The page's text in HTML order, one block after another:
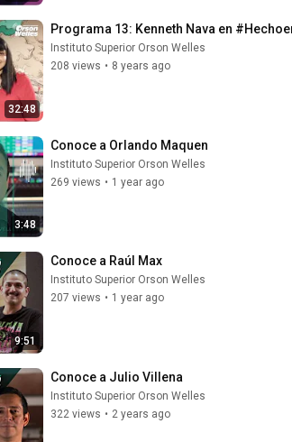
32:48
Programa 13: Kenneth Nava en
Instituto Superior Orson Welles
208 views • 8 years ago
3:48
Conoce a Orlando Maquen
Instituto Superior Orson Welles
269 views • 1 year ago
9:51
Conoce a Raúl Max
Instituto Superior Orson Welles
207 views • 1 year ago
Conoce a Julio Villena
Instituto Superior Orson Welles
322 views • 2 years ago